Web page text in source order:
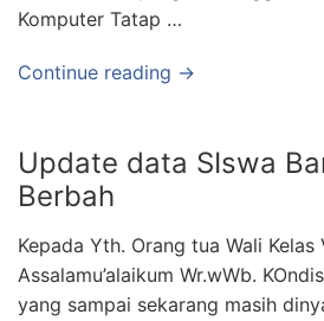
Komputer Tatap …
Continue reading →
Update data SIswa
Berbah
Kepada Yth. Orang tua Wali Kelas
Assalamu’alaikum Wr.wWb.
yang sampai sekarang masih